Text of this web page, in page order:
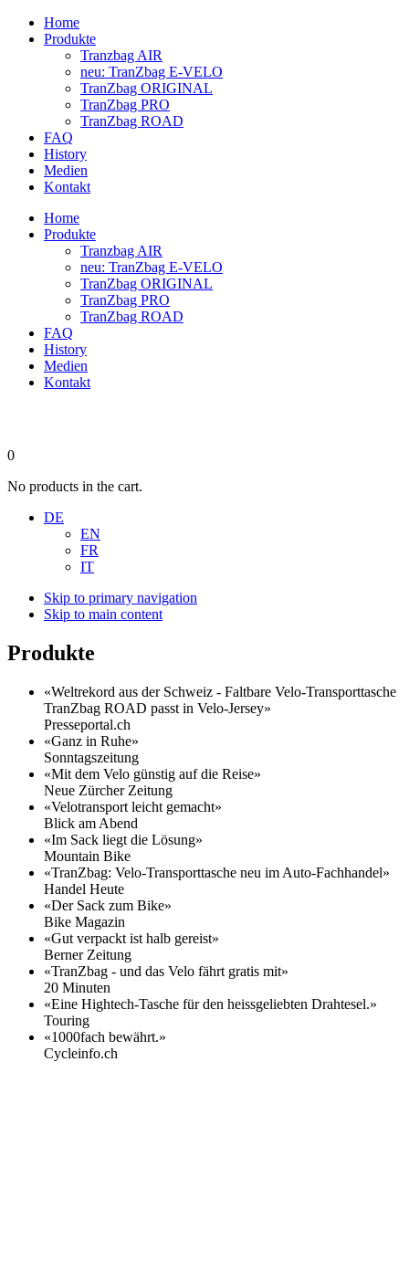
Home
Produkte
Tranzbag AIR
neu: TranZbag E-VELO
TranZbag ORIGINAL
TranZbag PRO
TranZbag ROAD
FAQ
History
Medien
Kontakt
Home
Produkte
Tranzbag AIR
neu: TranZbag E-VELO
TranZbag ORIGINAL
TranZbag PRO
TranZbag ROAD
FAQ
History
Medien
Kontakt
0
No products in the cart.
DE
EN
FR
IT
Skip to primary navigation
Skip to main content
Produkte
«Weltrekord aus der Schweiz - Faltbare Velo-Transporttasche
TranZbag ROAD passt in Velo-Jersey»
Presseportal.ch
«Ganz in Ruhe»
Sonntagszeitung
«Mit dem Velo günstig auf die Reise»
Neue Zürcher Zeitung
«Velotransport leicht gemacht»
Blick am Abend
«Im Sack liegt die Lösung»
Mountain Bike
«TranZbag: Velo-Transporttasche neu im Auto-Fachhandel»
Handel Heute
«Der Sack zum Bike»
Bike Magazin
«Gut verpackt ist halb gereist»
Berner Zeitung
«TranZbag - und das Velo fährt gratis mit»
20 Minuten
«Eine Hightech-Tasche für den heissgeliebten Drahtesel.»
Touring
«1000fach bewährt.»
Cycleinfo.ch